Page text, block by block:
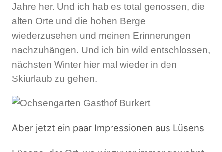
Jahre her. Und ich hab es total genossen, die
alten Orte und die hohen Berge
wiederzusehen und meinen Erinnerungen
nachzuhängen. Und ich bin wild entschlossen,
nächsten Winter hier mal wieder in den
Skiurlaub zu gehen.
Aber jetzt ein paar Impressionen aus Lüsens